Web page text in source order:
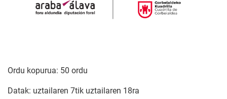
Ordu kopurua: 50 ordu
Datak: uztailaren 7tik uztailaren 18ra